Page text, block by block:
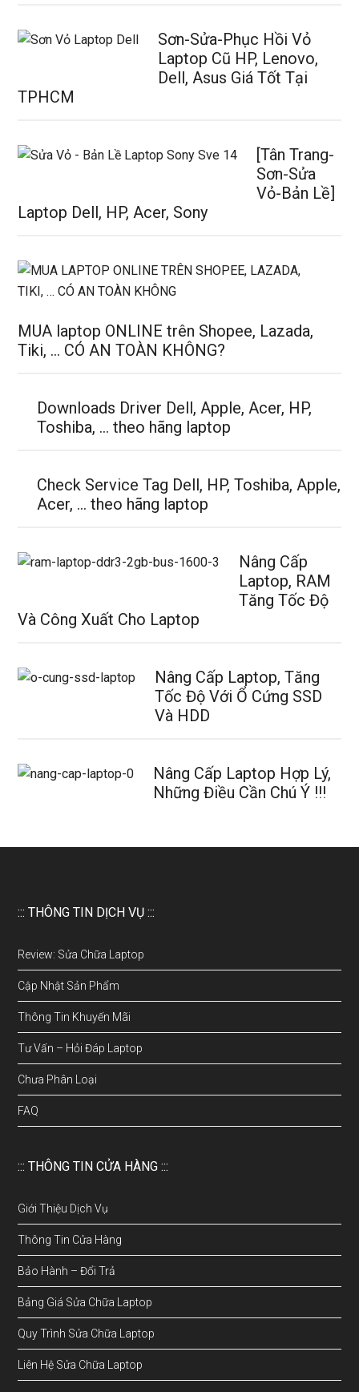
Sơn-Sửa-Phục Hồi Vỏ
Laptop Cũ HP, Lenovo,
Dell, Asus Giá Tốt Tại
TPHCM
[Tân Trang-
Sơn-Sửa
Vỏ-Bản Lề]
Laptop Dell, HP, Acer, Sony
MUA laptop ONLINE trên Shopee, Lazada,
Tiki, … CÓ AN TOÀN KHÔNG?
Downloads Driver Dell, Apple, Acer, HP,
Toshiba, … theo hãng laptop
Check Service Tag Dell, HP, Toshiba, Apple,
Acer, … theo hãng laptop
Nâng Cấp
Laptop, RAM
Tăng Tốc Độ
Và Công Xuất Cho Laptop
Nâng Cấp Laptop, Tăng
Tốc Độ Với Ổ Cứng SSD
Và HDD
Nâng Cấp Laptop Hợp Lý,
Những Điều Cần Chú Ý !!!
::: THÔNG TIN DỊCH VỤ :::
Review: Sửa Chữa Laptop
Cập Nhật Sản Phẩm
Thông Tin Khuyến Mãi
Tư Vấn – Hỏi Đáp Laptop
Chưa Phân Loại
FAQ
::: THÔNG TIN CỬA HÀNG :::
Giới Thiệu Dịch Vụ
Thông Tin Cửa Hàng
Bảo Hành – Đổi Trả
Bảng Giá Sửa Chữa Laptop
Quy Trình Sửa Chữa Laptop
Liên Hệ Sửa Chữa Laptop